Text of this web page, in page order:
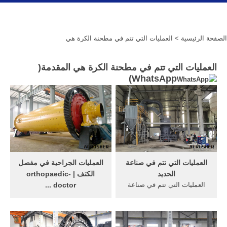
الصفحة الرئيسية > العمليات التي تتم في مطحنة الكرة هي
العمليات التي تتم في مطحنة الكرة هي المقدمة(
WhatsApp
)
العمليات الجراحية في مفصل
الكتف | orthopaedic-
doctor ...
الترقوي (خلع في الكتف)
العمليات التي تتم في صناعة
الحديد
العمليات التي تتم في صناعة
اليوريا لآنتاج اليوريا الى